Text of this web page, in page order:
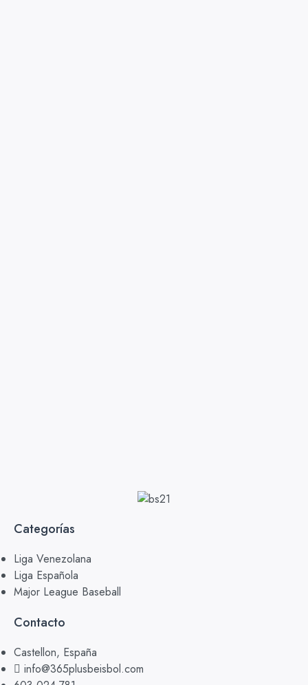
Categorías
Liga Venezolana
Liga Española
Major League Baseball
Contacto
Castellon, España
info@365plusbeisbol.com